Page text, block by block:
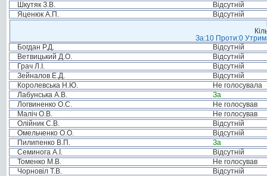
Шкутяк З.В.
Відсутній
Яценюк А.П.
Відсутній
За:10 Проти:0
Богдан Р.Д.
Відсутній
Ветвицький Д.О.
Відсутній
Грач Л.І.
Відсутній
Зейналов Е.Д.
Відсутній
Королевська Н.Ю.
Не голосувала
Лабунська А.В.
За
Логвиненко О.С.
Не голосував
Маліч О.В.
Не голосував
Олійник С.В.
Відсутній
Омельченко О.О.
Відсутній
Пилипенко В.П.
За
Семинога А.І.
Відсутній
Томенко М.В.
Не голосував
Чорновіл Т.В.
Відсутній